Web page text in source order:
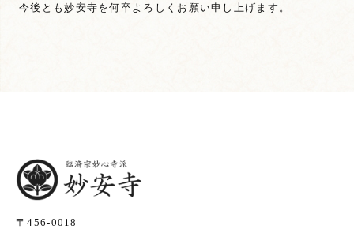
今後とも妙安寺を何卒よろしくお願い申し上げます。
〒456-0018